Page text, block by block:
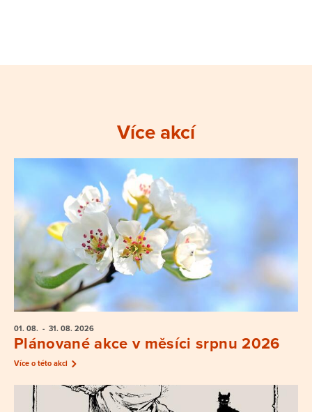
Více akcí
01. 08. - 31. 08. 2026
Plánované akce v měsíci srpnu 2026
Více o této akci